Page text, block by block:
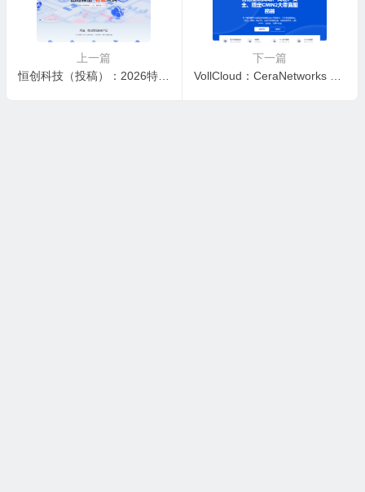
上一篇
恒创科技（投稿）：2026特惠采购，海外云服2.5折起，低至23元/月，独服3折特惠，仅298元
下一篇